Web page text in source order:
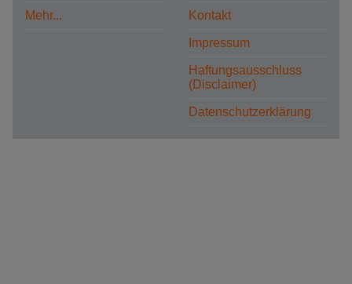
Mehr... Kontakt
Impressum
Haftungsausschluss
(Disclaimer)
Datenschutzerklärung